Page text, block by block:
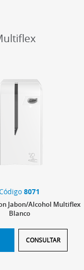
8071
Jabon/Alcohol Multiflex
Blanco
CONSULTAR